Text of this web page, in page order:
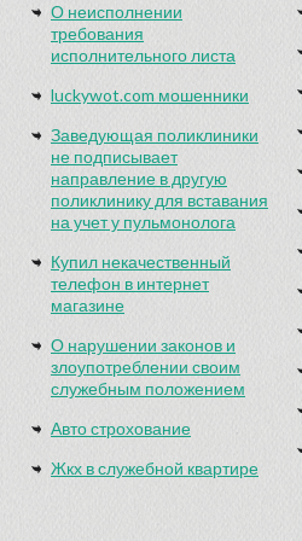
О неисполнении
требования
исполнительного листа
luckywot.com мошенники
Заведующая поликлиники
не подписывает
направление в другую
поликлинику для вставания
на учет у пульмонолога
Купил некачественный
телефон в интернет
магазине
О нарушении законов и
злоупотреблении своим
служебным положением
Авто строхование
Жкх в служебной квартире